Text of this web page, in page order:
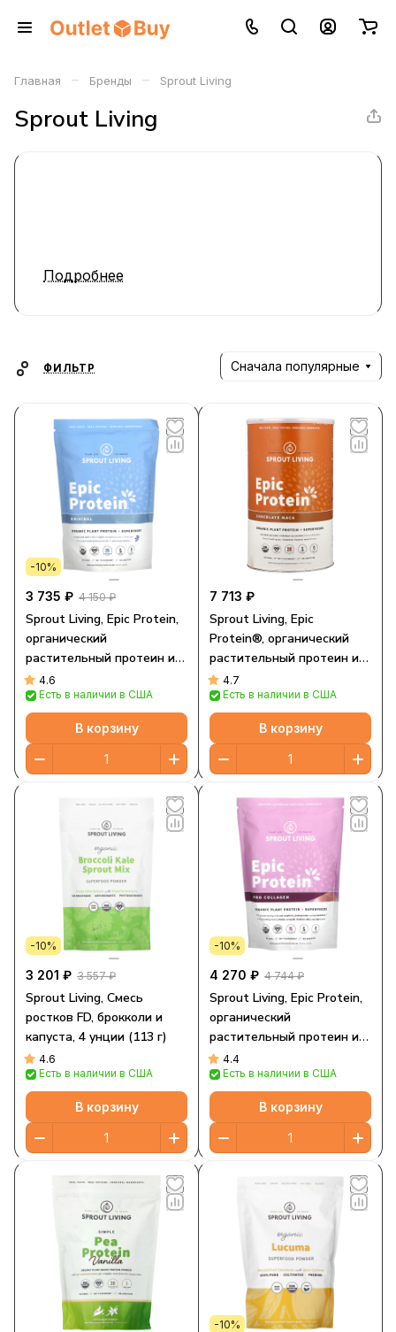
Главная – Бренды – Sprout Living
Sprout Living
Подробнее
ФИЛЬТР Сначала популярные
-10%
3 735 ₽ 4 150 ₽
Sprout Living, Epic Protein,
органический
растительный протеин и
суперфуды, классический
вкус, 455 г (1 фунт)
4.6
Есть в наличии в США
В корзину
7 713 ₽
Sprout Living, Epic
Protein®, органический
растительный протеин и
суперпродукты,
шоколадная мака, 912 г (2
фунта)
4.7
Есть в наличии в США
В корзину
-10%
3 201 ₽ 3 557 ₽
Sprout Living, Смесь
ростков FD, брокколи и
капуста, 4 унции (113 г)
4.6
Есть в наличии в США
В корзину
-10%
4 270 ₽ 4 744 ₽
Sprout Living, Epic Protein,
органический
растительный протеин и
суперпродукты,
профессиональный
коллаген, 364 г (0,8 фунта)
4.4
Есть в наличии в США
В корзину
-10%